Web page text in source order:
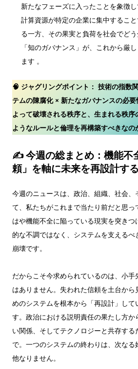
新たなフェーズに入ったことを象徴
計算資源が特定の企業に集中するこ
る一方、その果実と負荷を社会でど
「知のガバナンス」が、これから厳
ます 。
🧠 ジャグリングポイント： 技術の指数
テムの陳腐化 × 新たなガバナンスの必
よって破壊される秩序と、生まれる秩
ようなルールと倫理を再構築すべきなの
✍ 今週の総まとめ：機能不
頼」を軸に未来を再設計する
今週のニュースは、政治、組織、社会
て、私たちがこれまで当たり前だと思っ
はや機能不全に陥っている現実を突き
的な不調ではなく、システムを支える
崩壊です。
だからこそ今求められているのは、小
はありません。失われた信頼を土台から
めのシステムを根本から「再設計」し
す。政治における説明責任の果たし方か
い関係、そしてテクノロジーと共存する
で。一つのシステムの終わりは、次なる
他なりません。